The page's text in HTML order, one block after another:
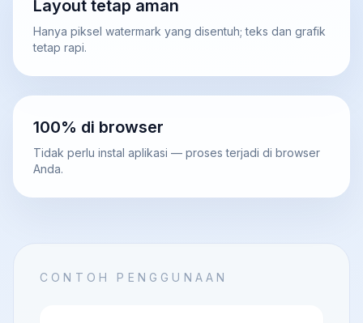
Layout tetap aman
Hanya piksel watermark yang disentuh; teks dan grafik
tetap rapi.
100% di browser
Tidak perlu instal aplikasi — proses terjadi di browser
Anda.
CONTOH PENGGUNAAN